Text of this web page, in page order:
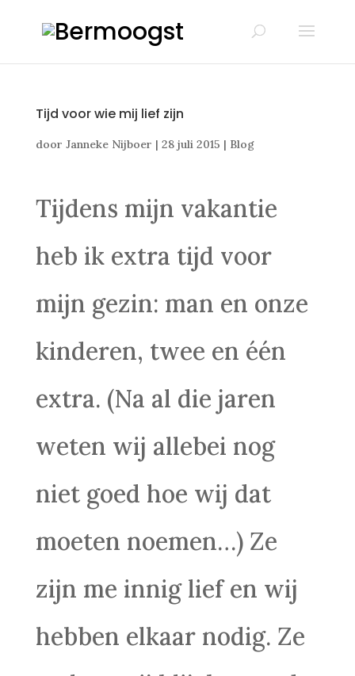
Tijd voor wie mij lief zijn
door Janneke Nijboer | 28 juli 2015 | Blog
Tijdens mijn vakantie
heb ik extra tijd voor
mijn gezin: man en onze
kinderen, twee en één
extra. (Na al die jaren
weten wij allebei nog
niet goed hoe wij dat
moeten noemen…) Ze
zijn me innig lief en wij
hebben elkaar nodig. Ze